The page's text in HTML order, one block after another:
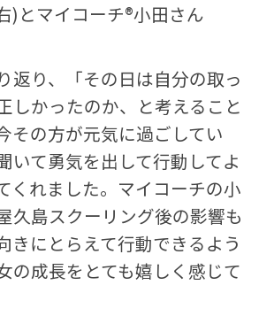
)とマイコーチ®小田さん
返り、「その日は自分の取っ
しかったのか、と考えること
その方が元気に過ごしてい
いて勇気を出して行動してよ
くれました。マイコーチの小
久島スクーリング後の影響も
きにとらえて行動できるよう
の成長をとても嬉しく感じて